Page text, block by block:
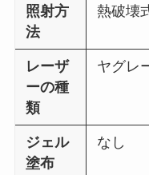
照射方
法
熱破壊
レーザ
ーの種
類
ヤグレ
ジェル
塗布
なし